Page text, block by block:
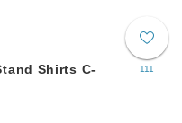
111
Shirts C-